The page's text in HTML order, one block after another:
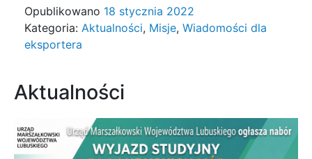
Opublikowano 18 stycznia 2022
Kategoria: Aktualności, Misje, Wiadomości dla
eksportera
Aktualności